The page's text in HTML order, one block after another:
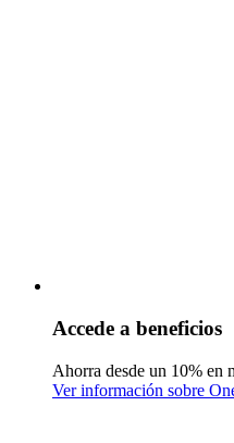
Accede a beneficios
Ahorra desde un 10% en
Ver información sobre